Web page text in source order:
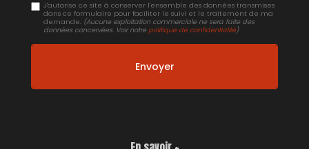
J'autorise ce site à conserver l'ensemble des données transmises
dans ce formulaire pour faciliter le suivi et le traitement de ma
demande. (Aucune exploitation commerciale ne sera faite des
données concervées. Voir notre politique de confidentialité)